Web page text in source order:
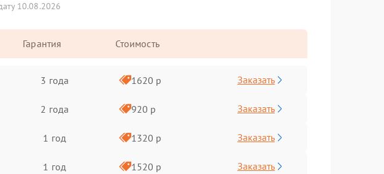
10.08.2026
Гарантия Стоимость
3 года 1620 р Заказать
2 года 920 р Заказать
1 год 1320 р Заказать
1 год 1520 р Заказать